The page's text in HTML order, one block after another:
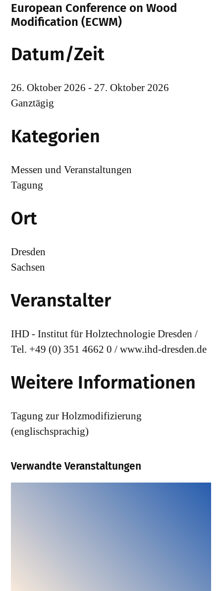
European Conference on Wood
Modification (ECWM)
Datum/Zeit
26. Oktober 2026 - 27. Oktober 2026
Ganztägig
Kategorien
Messen und Veranstaltungen
Tagung
Ort
Dresden
Sachsen
Veranstalter
IHD - Institut für Holztechnologie Dresden /
Tel. +49 (0) 351 4662 0 / www.ihd-dresden.de
Weitere Informationen
Tagung zur Holzmodifizierung
(englischsprachig)
Verwandte Veranstaltungen